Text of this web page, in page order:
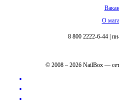
О
8 800 2222-6-44
© 2008 – 2026 NailBox —